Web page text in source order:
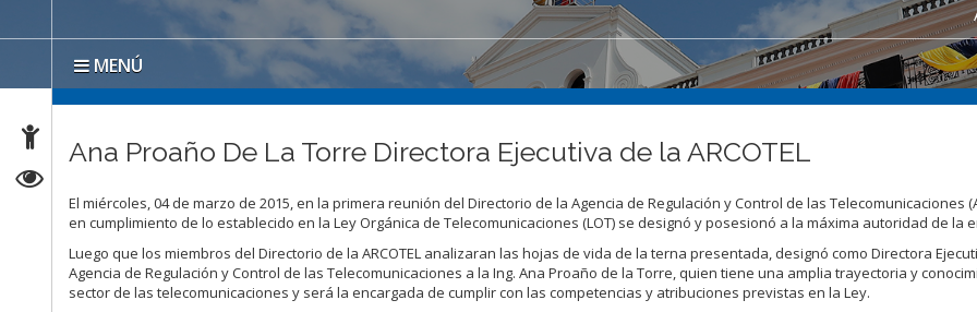
MENÚ
Ana Proaño De La Torre Directora Ejecutiva de la ARCOTEL
El miércoles, 04 de marzo de 2015, en la primera reunión del Directorio de la Agencia de Regulación y Control de las Telecomunicaciones
en cumplimiento de lo establecido en la Ley Orgánica de Telecomunicaciones (LOT) se designó y posesionó a la máxima autoridad de la
Luego que los miembros del Directorio de la ARCOTEL analizaran las hojas de vida de la terna presentada, designó como Directora
Agencia de Regulación y Control de las Telecomunicaciones a la Ing. Ana Proaño de la Torre, quien tiene una amplia trayectoria y
sector de las telecomunicaciones y será la encargada de cumplir con las competencias y atribuciones previstas en la Ley.